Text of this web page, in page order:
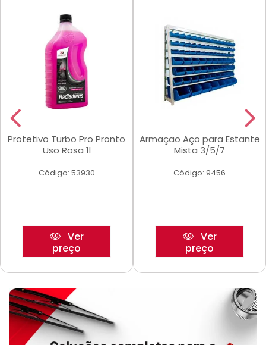
Protetivo Turbo Pro Pronto
Uso Rosa 1l
Código: 53930
Ver
preço
Armaçao Aço para Estante
Mista 3/5/7
Código: 9456
Ver
preço